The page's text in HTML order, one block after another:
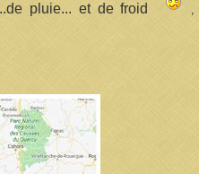
pluie... et de froid ,